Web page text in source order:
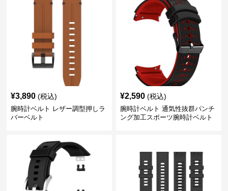
¥3,890 (税込)
腕時計ベルト レザー調型押しラ
バーベルト
¥2,590 (税込)
腕時計ベルト 通気性抜群パンチ
ング加工スポーツ腕時計ベルト